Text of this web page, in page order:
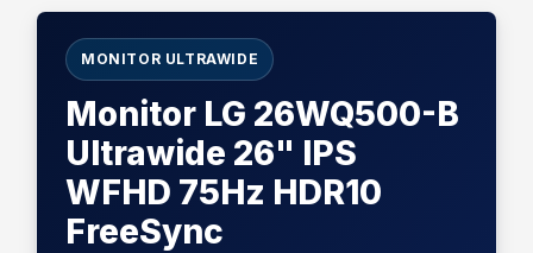
MONITOR ULTRAWIDE
Monitor LG 26WQ500-B
Ultrawide 26" IPS
WFHD 75Hz HDR10
FreeSync